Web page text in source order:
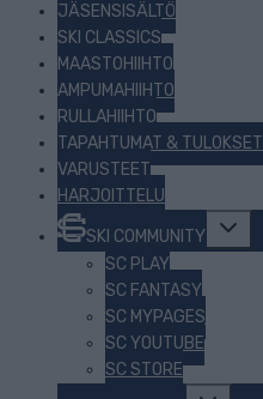
JÄSENSISÄLTÖ
SKI CLASSICS
MAASTOHIIHTO
AMPUMAHIIHTO
RULLAHIIHTO
TAPAHTUMAT & TULOKSET
VARUSTEET
HARJOITTELU
SKI COMMUNITY
Toggle
menu
SC PLAY
SC FANTASY
SC MYPAGES
SC YOUTUBE
SC STORE
Toggle